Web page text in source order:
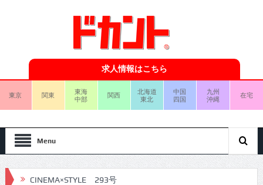
求人情報はこちら
東京 関東
東海
中部
関西
北海道
東北
中国
四国
九州
沖縄
在宅
Menu
CINEMA×STYLE 293号